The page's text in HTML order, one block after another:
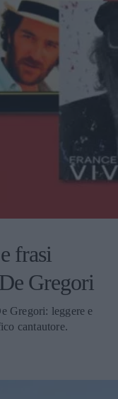
frasi
Gregori
Gregori: leggere e
cantautore.